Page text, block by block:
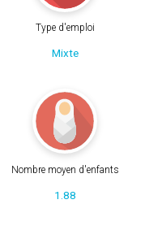
Type d'emploi
Mixte
Nombre moyen d'enfants
1.88